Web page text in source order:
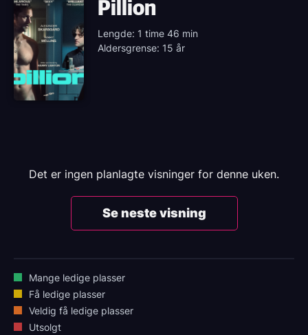
Pillion
Lengde: 1 time 46 min
Aldersgrense: 15 år
Det er ingen planlagte visninger for denne uken.
Se neste visning
Mange ledige plasser
Få ledige plasser
Veldig få ledige plasser
Utsolgt